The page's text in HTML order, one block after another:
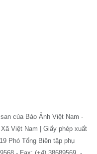
của Báo Ảnh Việt Nam -
Việt Nam | Giấy phép xuất
Phó Tổng Biên tập phụ